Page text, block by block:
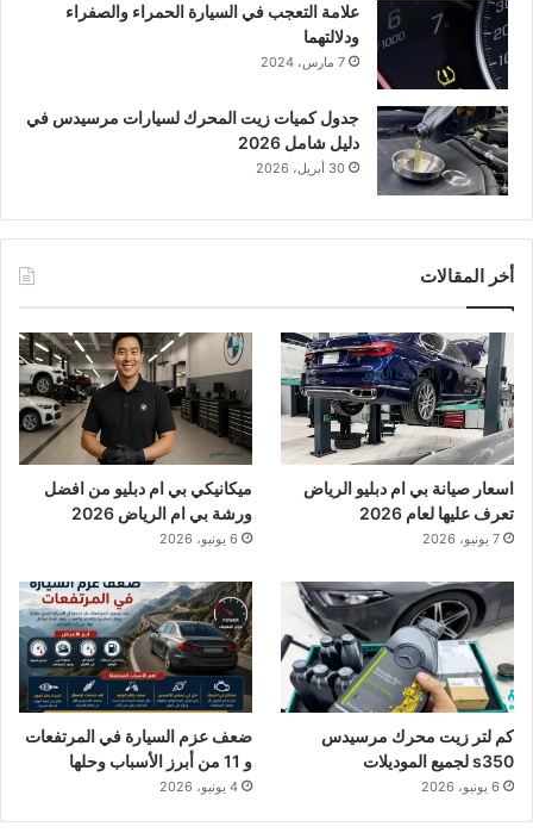
علامة التعجب في السيارة الحمراء والصفراء
ودلالتهما
7 مارس، 2024
جدول كميات زيت المحرك لسيارات مرسيدس في
دليل شامل 2026
30 أبريل، 2026
أخر المقالات
اسعار صيانة بي ام دبليو الرياض
تعرف عليها لعام 2026
7 يونيو، 2026
ميكانيكي بي ام دبليو من افضل
ورشة بي ام الرياض 2026
6 يونيو، 2026
كم لتر زيت محرك مرسيدس
s350 لجميع الموديلات
6 يونيو، 2026
ضعف عزم السيارة في المرتفعات
و 11 من أبرز الأسباب وحلها
4 يونيو، 2026